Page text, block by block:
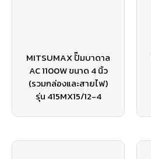
MITSUMAX ปั๊มบาดาล
AC 1100W ขนาด 4 นิ้ว
(รวมกล่องและสายไฟ)
รุ่น 415MX15/12-4